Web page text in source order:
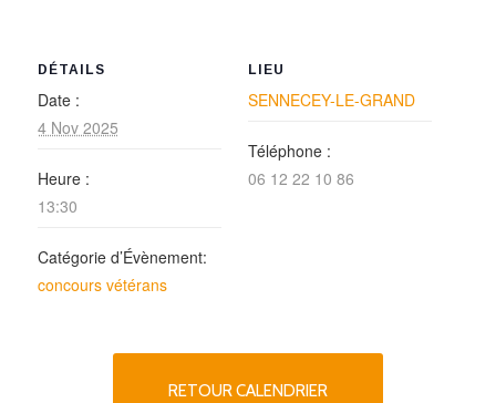
DÉTAILS
Date :
4 Nov 2025
Heure :
13:30
Catégorie d’Évènement:
concours vétérans
LIEU
SENNECEY-LE-GRAND
Téléphone :
06 12 22 10 86
RETOUR CALENDRIER